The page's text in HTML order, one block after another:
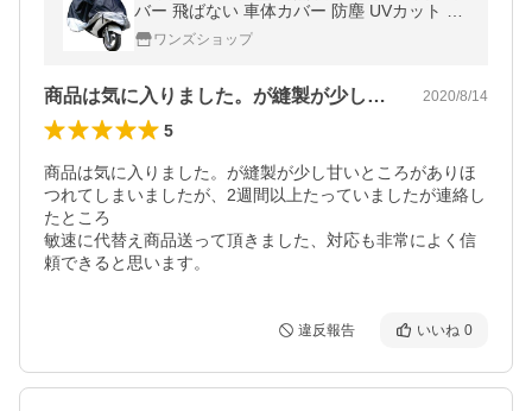
バー 飛ばない 車体カバー 防塵 UVカット シ
ルバー ブラック 保護カバー ビックスクータ
ーカバー 盗難防止
ワンズショップ
商品は気に入りました。が縫製が少し甘い… 2020/8/14
5
商品は気に入りました。が縫製が少し甘いところがありほ
つれてしまいましたが、2週間以上たっていましたが連絡し
たところ
敏速に代替え商品送って頂きました、対応も非常によく信
頼できると思います。
違反報告 いいね 0